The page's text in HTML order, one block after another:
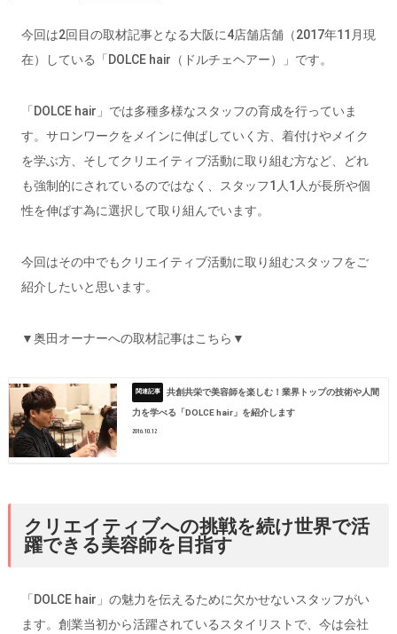
今回は2回目の取材記事となる大阪に4店舗店舗（2017年11月現
在）している「DOLCE hair（ドルチェヘアー）」です。
「DOLCE hair」では多種多様なスタッフの育成を行っていま
す。サロンワークをメインに伸ばしていく方、着付けやメイク
を学ぶ方、そしてクリエイティブ活動に取り組む方など、どれ
も強制的にされているのではなく、スタッフ1人1人が長所や個
性を伸ばす為に選択して取り組んでいます。
今回はその中でもクリエイティブ活動に取り組むスタッフをご
紹介したいと思います。
▼奥田オーナーへの取材記事はこちら▼
共創共栄で美容師を楽しむ！業界トップの技術や人間
力を学べる「DOLCE hair」を紹介します
2016.10.12
クリエイティブへの挑戦を続け世界で活
躍できる美容師を目指す
「DOLCE hair」の魅力を伝えるために欠かせないスタッフがい
ます。創業当初から活躍されているスタイリストで、今は会社